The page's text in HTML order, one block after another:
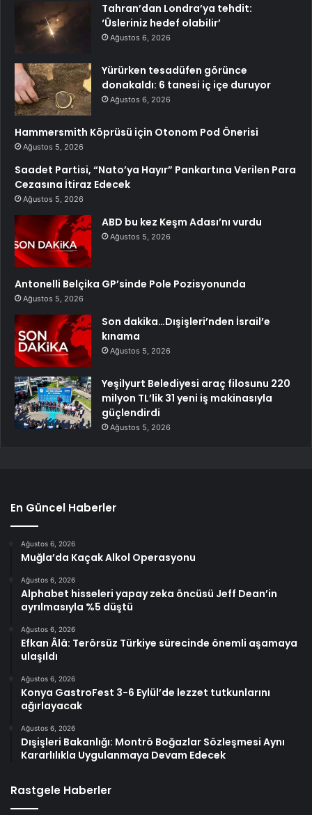
Tahran’dan Londra’ya tehdit:
‘Üsleriniz hedef olabilir’
Ağustos 6, 2026
Yürürken tesadüfen görünce
donakaldı: 6 tanesi iç içe duruyor
Ağustos 6, 2026
Hammersmith Köprüsü için Otonom Pod Önerisi
Ağustos 5, 2026
Saadet Partisi, “Nato’ya Hayır” Pankartına Verilen Para
Cezasına İtiraz Edecek
Ağustos 5, 2026
ABD bu kez Keşm Adası’nı vurdu
Ağustos 5, 2026
Antonelli Belçika GP’sinde Pole Pozisyonunda
Ağustos 5, 2026
Son dakika…Dışişleri’nden İsrail’e
kınama
Ağustos 5, 2026
Yeşilyurt Belediyesi araç filosunu 220
milyon TL’lik 31 yeni iş makinasıyla
güçlendirdi
Ağustos 5, 2026
En Güncel Haberler
Ağustos 6, 2026
Muğla’da Kaçak Alkol Operasyonu
Ağustos 6, 2026
Alphabet hisseleri yapay zeka öncüsü Jeff Dean’in
ayrılmasıyla %5 düştü
Ağustos 6, 2026
Efkan Âlâ: Terörsüz Türkiye sürecinde önemli aşamaya
ulaşıldı
Ağustos 6, 2026
Konya GastroFest 3-6 Eylül’de lezzet tutkunlarını
ağırlayacak
Ağustos 6, 2026
Dışişleri Bakanlığı: Montrö Boğazlar Sözleşmesi Aynı
Kararlılıkla Uygulanmaya Devam Edecek
Rastgele Haberler